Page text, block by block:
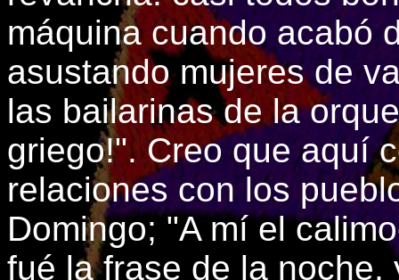
máquina cuando acabó
asustando mujeres de
las bailarinas de la
griego!". Creo que aquí
relaciones con los
Domingo; "A mí el
fué la frase de la